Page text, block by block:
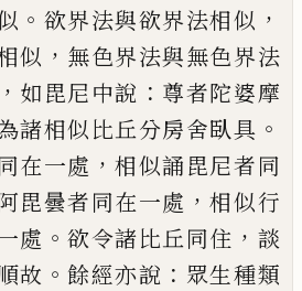
。 欲界法與欲界法相似 ，
似 ， 無色界法與無色界法
， 如毘尼中說 ： 尊者陀婆摩
諸相似比丘分房舍臥具 。
在一處 ，相似誦毘尼者同
毘曇者同在一處 ，相似行
處 。欲令諸比丘同住 ， 談
故 。餘經亦說 ： 眾生種類